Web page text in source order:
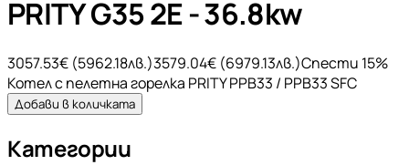
PRITY G35 2E - 36.8kw
3057.53€ (5962.18лв.)3579.04€ (6979.13лв.)Спести 15%
Котел с пелетна горелка PRITY PPB33 / PPB33 SFC
Добави в количката
Категории